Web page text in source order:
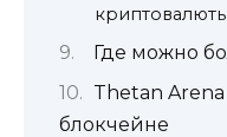
Где можно
Thetan
блокчейне